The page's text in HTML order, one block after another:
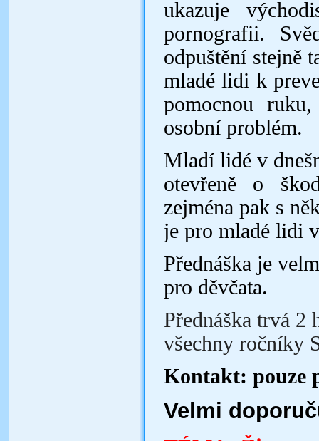
ukazuje
pornografii.
odpuštění stejně
mladé lidi k
pomocnou
osobní problém.
Mladí lidé v
otevřeně o
zejména pak s
je pro mladé lidi
Přednáška je
pro děvčata.
Přednáška trvá 2
všechny ročníky
Kontakt: pouze
Velmi